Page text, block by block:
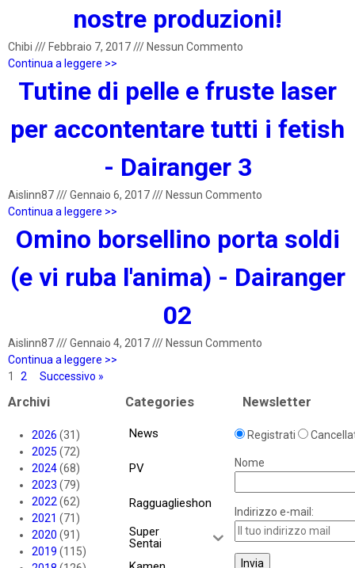
nostre produzioni!
Chibi /// Febbraio 7, 2017/// Nessun Commento
Continua a leggere >>
Tutine di pelle e fruste laser
per accontentare tutti i fetish
- Dairanger 3
Aislinn87///Gennaio 6, 2017/// Nessun Commento
Continua a leggere >>
Omino borsellino porta soldi
(e vi ruba l'anima) - Dairanger
02
Aislinn87///Gennaio 4, 2017/// Nessun Commento
Continua a leggere >>
1
2 Successivo »
Archivi
2026 (31)
2025 (72)
2024(68)
2023 (79)
2022 (62)
2021 (71)
2020 (91)
2019 (115)
Categories
News
PV
Ragguaglieshon
Super
Sentai
Newsletter
Registrati
Nome
Indirizzo e-mail: